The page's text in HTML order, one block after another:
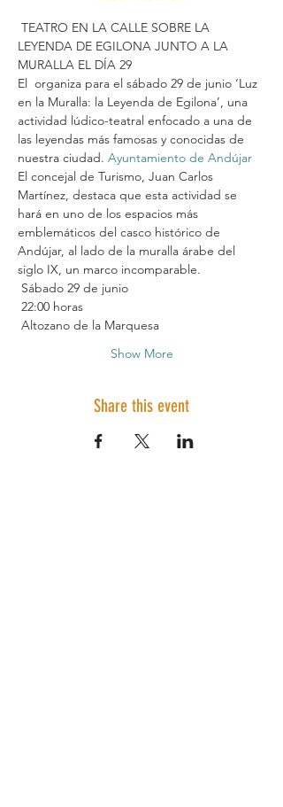
LEYENDA DE EGILONA JUNTO A LA
MURALLA EL DÍA 29
El organiza para el sábado 29 de junio ‘Luz
en la Muralla: la Leyenda de Egilona’, una
actividad lúdico-teatral enfocado a una de
las leyendas más famosas y conocidas de
nuestra ciudad. Ayuntamiento de Andújar
El concejal de Turismo, Juan Carlos
Martínez, destaca que esta actividad se
hará en uno de los espacios más
emblemáticos del casco histórico de
Andújar, al lado de la muralla árabe del
siglo IX, un marco incomparable.
Sábado 29 de junio
22:00 horas
Altozano de la Marquesa
Show More
Share this event